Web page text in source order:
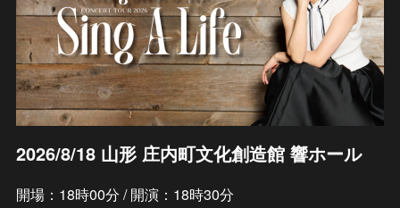
2026/8/18 山形 庄内町文化創造館 響ホール
開場：18時00分 / 開演：18時30分